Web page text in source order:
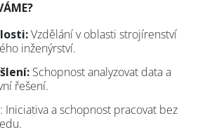
Vzdělání v oblasti strojírenství
inženýrství.
Schopnost analyzovat data a
řešení.
: Iniciativa a schopnost pracovat bez